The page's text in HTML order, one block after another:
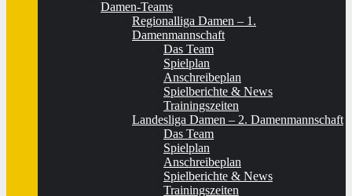
Damen-Teams
Regionalliga Damen – 1.
Damenmannschaft
Das Team
Spielplan
Anschreibeplan
Spielberichte & News
Trainingszeiten
Landesliga Damen – 2. Damenmannschaft
Das Team
Spielplan
Anschreibeplan
Spielberichte & News
Trainingszeiten